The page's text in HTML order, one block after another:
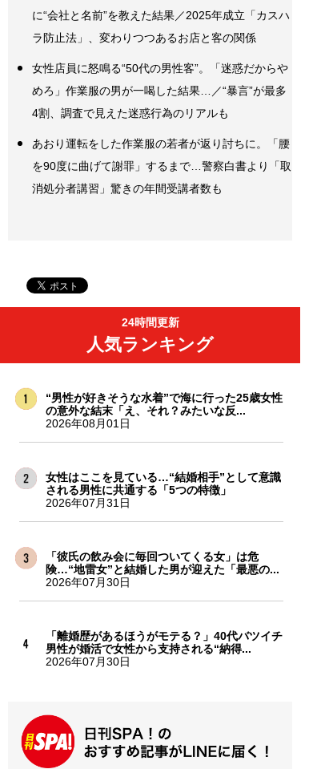
に“会社と名前”を教えた結果／2025年成立「カスハ
ラ防止法」、変わりつつあるお店と客の関係
女性店員に怒鳴る“50代の男性客”。「迷惑だからや
めろ」作業服の男が一喝した結果…／“暴言”が最多
4割、調査で見えた迷惑行為のリアルも
あおり運転をした作業服の若者が返り討ちに。「腰
を90度に曲げて謝罪」するまで…警察白書より「取
消処分者講習」驚きの年間受講者数も
24時間更新
人気ランキング
“男性が好きそうな水着”で海に行った25歳女性
の意外な結末「え、それ？みたいな反...
2026年08月01日
女性はここを見ている…“結婚相手”として意識
される男性に共通する「5つの特徴」
2026年07月31日
「彼氏の飲み会に毎回ついてくる女」は危
険…“地雷女”と結婚した男が迎えた「最悪の...
2026年07月30日
「離婚歴があるほうがモテる？」40代バツイチ
男性が婚活で女性から支持される“納得...
2026年07月30日